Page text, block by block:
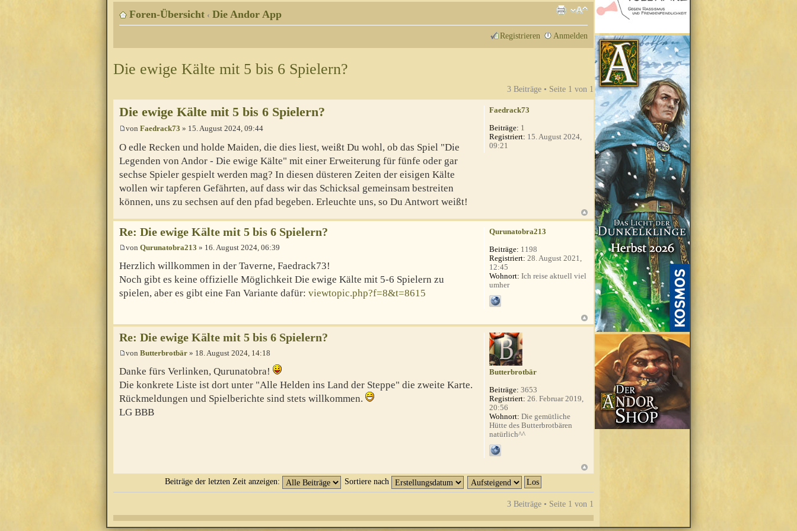
Foren-Übersicht ‹ Die Andor App
Registrieren Anmelden
Die ewige Kälte mit 5 bis 6 Spielern?
3 Beiträge • Seite 1 von 1
Die ewige Kälte mit 5 bis 6 Spielern?
von Faedrack73 » 15. August 2024, 09:44
O edle Recken und holde Maiden, die dies liest, weißt Du wohl, ob das Spiel "Die
Legenden von Andor - Die ewige Kälte" mit einer Erweiterung für fünfe oder gar
sechse Spieler gespielt werden mag? In diesen düsteren Zeiten der eisigen Kälte
wollen wir tapferen Gefährten, auf dass wir das Schicksal gemeinsam bestreiten
können, uns zu sechsen auf den pfad begeben. Erleuchte uns, so Du Antwort weißt!
Faedrack73
Beiträge: 1
Registriert: 15. August 2024,
09:21
Re: Die ewige Kälte mit 5 bis 6 Spielern?
von Qurunatobra213 » 16. August 2024, 06:39
Herzlich willkommen in der Taverne, Faedrack73!
Noch gibt es keine offizielle Möglichkeit Die ewige Kälte mit 5-6 Spielern zu
spielen, aber es gibt eine Fan Variante dafür: viewtopic.php?f=8&t=8615
Qurunatobra213
Beiträge: 1198
Registriert: 28. August 2021,
12:45
Wohnort: Ich reise aktuell viel
umher
Re: Die ewige Kälte mit 5 bis 6 Spielern?
von Butterbrotbär » 18. August 2024, 14:18
Danke fürs Verlinken, Qurunatobra!
Die konkrete Liste ist dort unter "Alle Helden ins Land der Steppe" die zweite Karte.
Rückmeldungen und Spielberichte sind stets willkommen.
LG BBB
Butterbrotbär
Beiträge: 3653
Registriert: 26. Februar 2019,
20:56
Wohnort: Die gemütliche
Hütte des Butterbrotbären
natürlich^^
Beiträge der letzten Zeit anzeigen: Sortiere nach
3 Beiträge • Seite 1 von 1